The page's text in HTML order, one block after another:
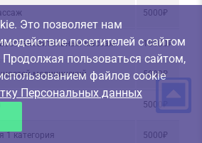
5000₽
массаж 10000₽
медицинский 5000₽
5000₽
1 категория 5000₽
Это позволяет нам
посетителей с сайтом
Продолжая пользоваться сайтом,
файлов cookie
Персональных данных